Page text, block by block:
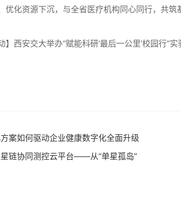
优化资源下沉，与全省医疗机构同心同行，共
安交大举办“赋能科研‘最后一公里’校园行”实
案如何驱动企业健康数字化全面升级
链协同测控云平台——从“单星孤岛”